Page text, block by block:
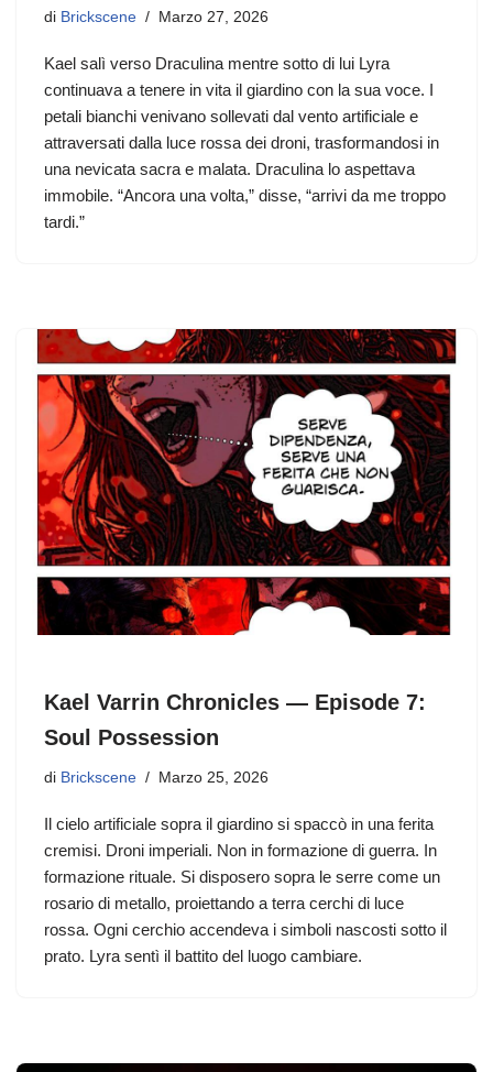
di Brickscene Marzo 27, 2026
Kael salì verso Draculina mentre sotto di lui Lyra
continuava a tenere in vita il giardino con la sua voce. I
petali bianchi venivano sollevati dal vento artificiale e
attraversati dalla luce rossa dei droni, trasformandosi in
una nevicata sacra e malata. Draculina lo aspettava
immobile. “Ancora una volta,” disse, “arrivi da me troppo
tardi.”
Kael Varrin Chronicles — Episode 7:
Soul Possession
di Brickscene Marzo 25, 2026
Il cielo artificiale sopra il giardino si spaccò in una ferita
cremisi. Droni imperiali. Non in formazione di guerra. In
formazione rituale. Si disposero sopra le serre come un
rosario di metallo, proiettando a terra cerchi di luce
rossa. Ogni cerchio accendeva i simboli nascosti sotto il
prato. Lyra sentì il battito del luogo cambiare.